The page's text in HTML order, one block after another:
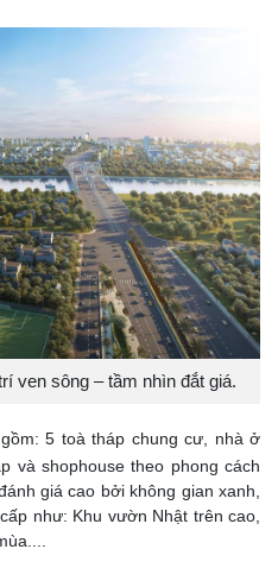
ven sông – tầm nhìn đắt giá.
5 toà tháp chung cư, nhà ở
và shophouse theo phong cách
giá cao bởi không gian xanh,
như: Khu vườn Nhật trên cao,